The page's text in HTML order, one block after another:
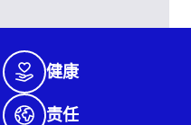
健康
责任